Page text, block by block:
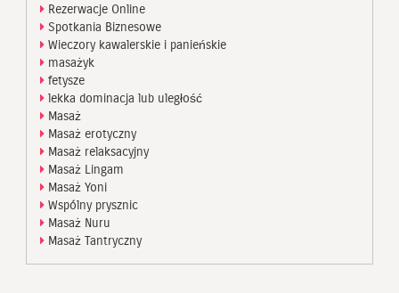
Rezerwacje Online
Spotkania Biznesowe
Wieczory kawalerskie i panieńskie
masażyk
fetysze
lekka dominacja lub uległość
Masaż
Masaż erotyczny
Masaż relaksacyjny
Masaż Lingam
Masaż Yoni
Wspólny prysznic
Masaż Nuru
Masaż Tantryczny